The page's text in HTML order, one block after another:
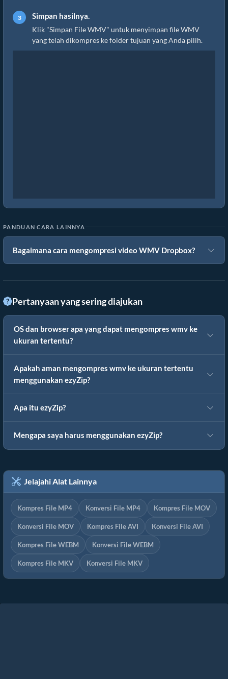
Simpan hasilnya.
Klik "Simpan File WMV" untuk menyimpan file WMV
yang telah dikompres ke folder tujuan yang Anda pilih.
PANDUAN CARA LAINNYA
Bagaimana cara mengompresi video WMV Dropbox?
Pertanyaan yang sering diajukan
OS dan browser apa yang dapat mengompres wmv ke
ukuran tertentu?
Apakah aman mengompres wmv ke ukuran tertentu
menggunakan ezyZip?
Apa itu ezyZip?
Mengapa saya harus menggunakan ezyZip?
Jelajahi Alat Lainnya
Kompres File MP4 Konversi File MP4 Kompres File MOV
Konversi File MOV Kompres File AVI Konversi File AVI
Kompres File WEBM Konversi File WEBM
Kompres File MKV Konversi File MKV